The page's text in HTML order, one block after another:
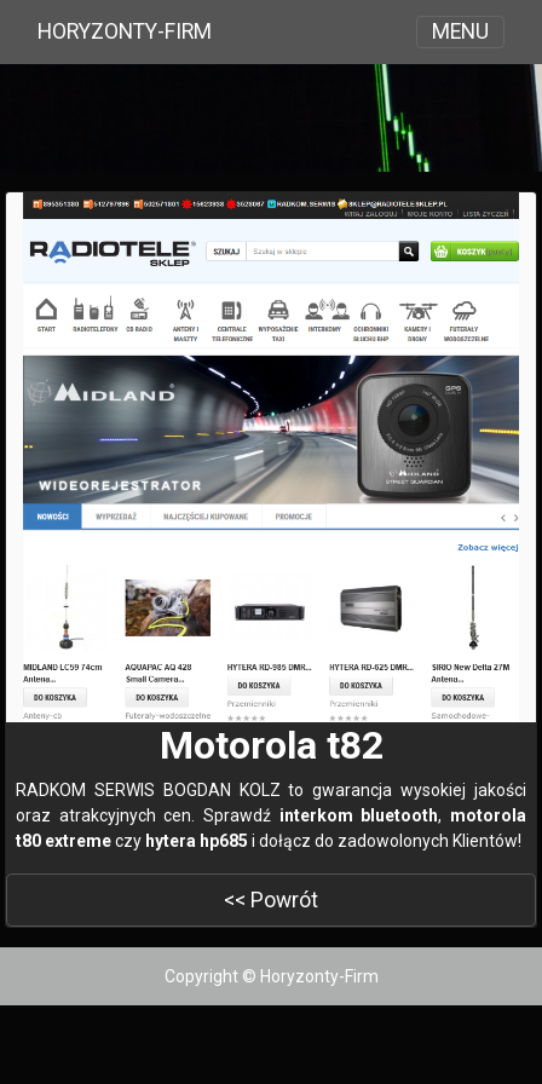
HORYZONTY-FIRM MENU
Motorola t82
RADKOM SERWIS BOGDAN KOLZ to gwarancja wysokiej jakości
oraz atrakcyjnych cen. Sprawdź interkom bluetooth, motorola
t80 extremeczy hytera hp685 i dołącz do zadowolonych Klientów!
<< Powrót
Copyright © Horyzonty-Firm